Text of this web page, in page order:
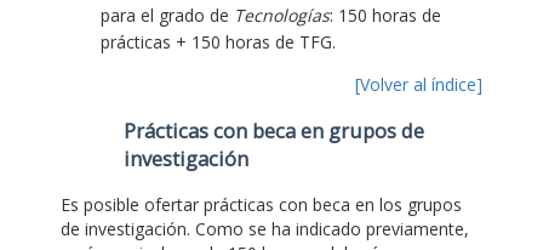
para el grado de Tecnologías: 150 horas de
prácticas + 150 horas de TFG.
[Volver al índice]
Prácticas con beca en grupos de
investigación
Es posible ofertar prácticas con beca en los grupos
de investigación. Como se ha indicado previamente,